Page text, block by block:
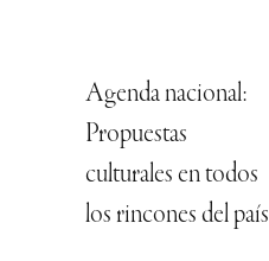
Agenda nacional:
Propuestas
culturales en todos
los rincones del país